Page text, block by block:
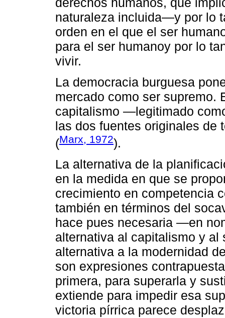
naturaleza incluida―y por lo
orden en el que el ser
para el ser humanoy por lo
vivir.
La democracia burguesa
mercado como ser supremo.
capitalismo ―legitimado
las dos fuentes originales de
(Marx, 1972).
La alternativa de la
en la medida en que se
crecimiento en competencia
también en términos del
hace pues necesaria ―en
alternativa al capitalismo y
alternativa a la modernidad
son expresiones
primera, para superarla y
extiende para impedir esa
victoria pírrica parece